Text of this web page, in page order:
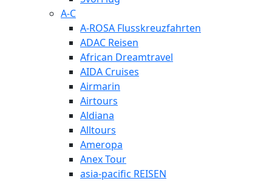
A-C
A-ROSA Flusskreuzfahrten
ADAC Reisen
African Dreamtravel
AIDA Cruises
Airmarin
Airtours
Aldiana
Alltours
Ameropa
Anex Tour
asia-pacific REISEN